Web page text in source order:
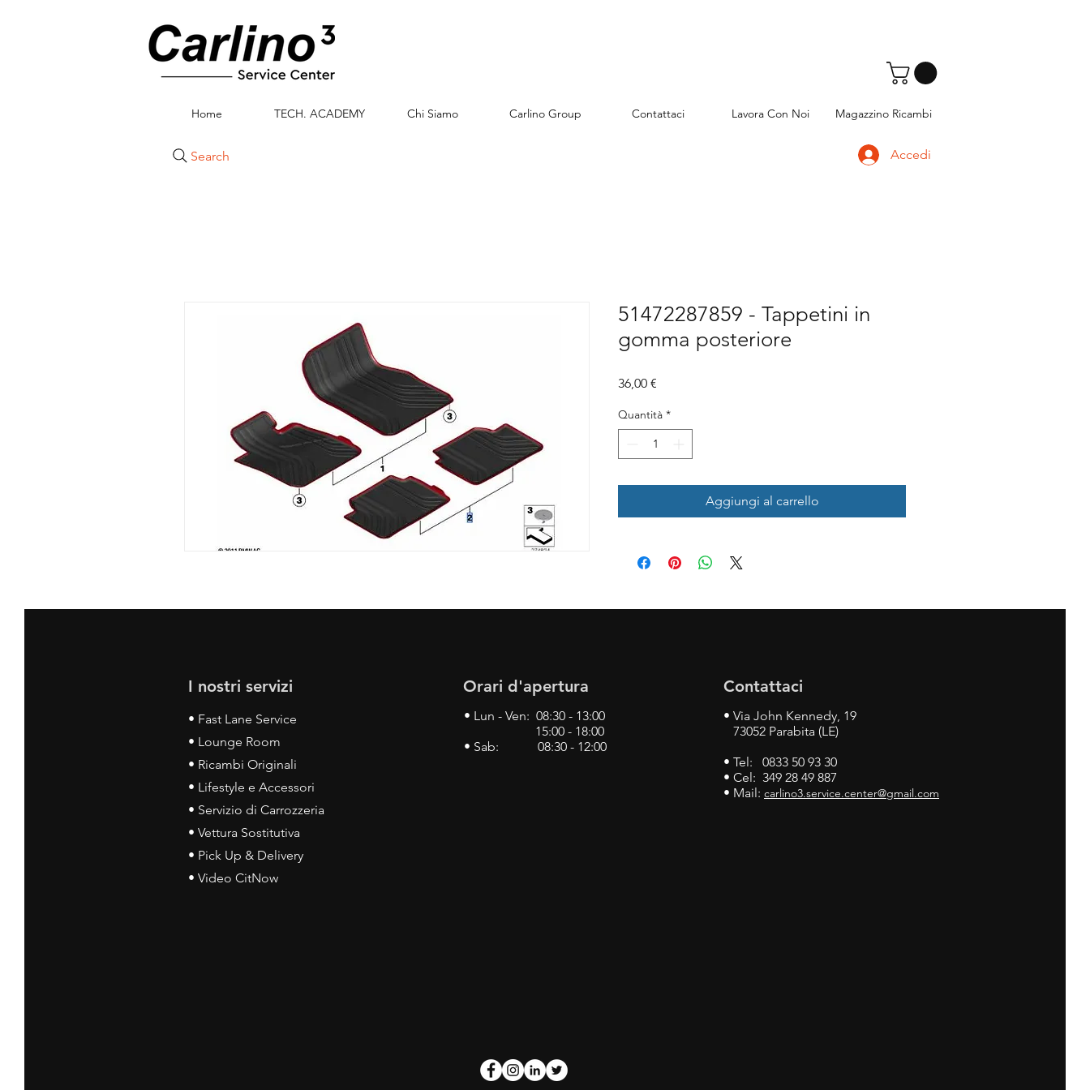
Home TECH. ACADEMY Chi Siamo Carlino Group Contattaci Lavora Con Noi Magazzino Ricambi
Search Accedi
51472287859 - Tappetini in
gomma posteriore
36,00 €
Quantità *
Aggiungi al carrello
I nostri servizi
• Fast Lane Service
• Lounge Room
• Ricambi Originali
• Lifestyle e Accessori
• Servizio di Carrozzeria
• Vettura Sostitutiva
• Pick Up & Delivery
• Video CitNow
Orari d'apertura
• Lun - Ven: 08:30 - 13:00
15:00 - 18:00
• Sab: 08:30 - 12:00
Contattaci
• Via John Kennedy, 19
73052 Parabita (LE)
• Tel: 0833 50 93 30
• Cel: 349 28 49 887
• Mail: carlino3.service.center@gmail.com